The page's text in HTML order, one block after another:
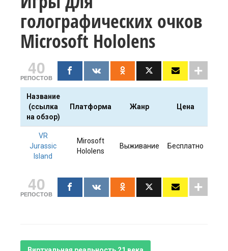
голографических очков
Microsoft Hololens
40
РЕПОСТОВ
Название
(ссылка
на обзор)
Платформа Жанр Цена
VR
Jurassic
Island
Mirosoft
Hololens
Выживание Бесплатно
40
РЕПОСТОВ